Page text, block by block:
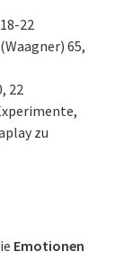
22
(Waagner) 65,
22
zu
Emotionen